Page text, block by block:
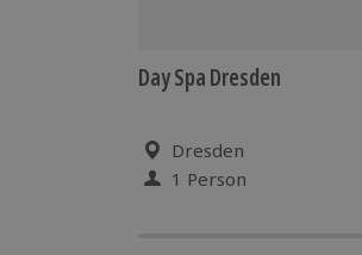
Day Spa Dresden
Dresden
1 Person